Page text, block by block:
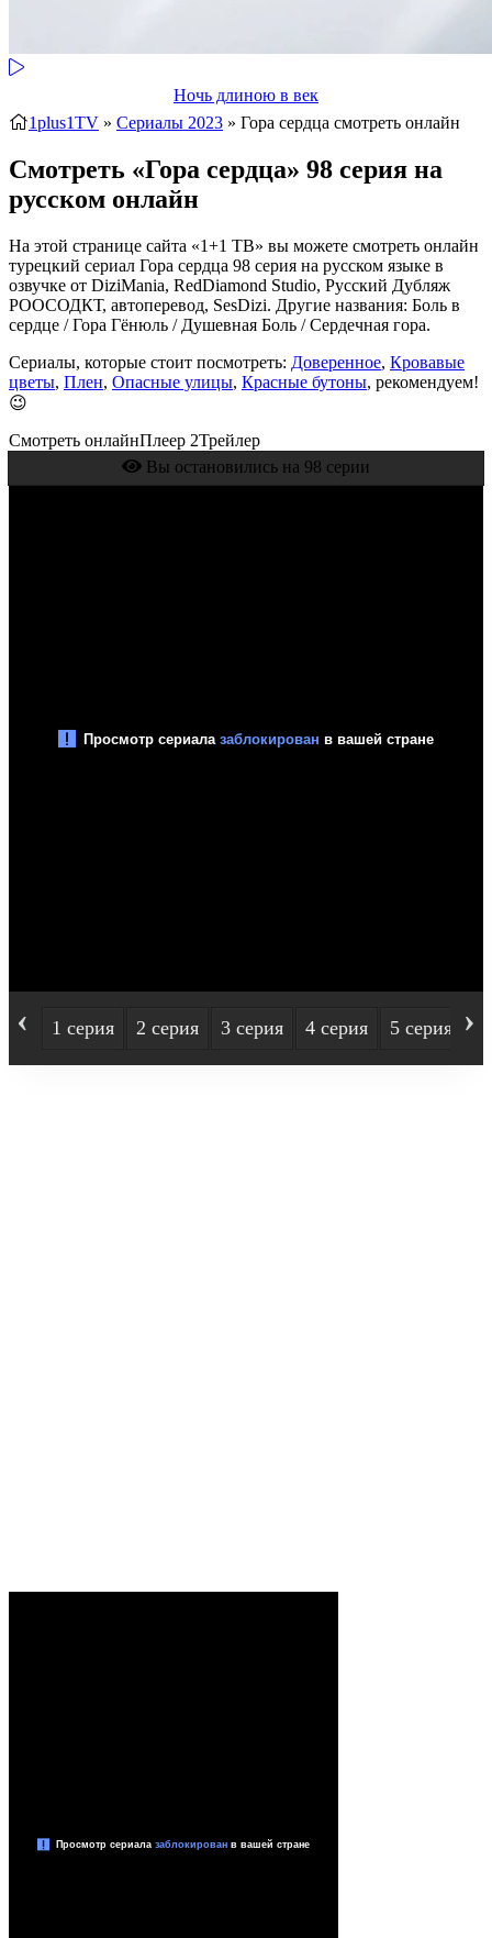
Ночь длиною в век
1plus1TV » Сериалы 2023 » Гора сердца смотреть онлайн
Смотреть «Гора сердца» 98 серия на
русском онлайн
На этой странице сайта «1+1 ТВ» вы можете смотреть онлайн
турецкий сериал Гора сердца 98 серия на русском языке в
озвучке от DiziMania, RedDiamond Studio, Русский Дубляж
РООСОДКТ, автоперевод, SesDizi. Другие названия: Боль в
сердце / Гора Гёнюль / Душевная Боль / Сердечная гора.
Сериалы, которые стоит посмотреть: Доверенное, Кровавые
цветы, Плен, Опасные улицы, Красные бутоны, рекомендуем!
😉
Смотреть онлайнПлеер 2Трейлер
Вы остановились на 98 серии
‹ 1 серия 2 серия 3 серия 4 серия 5 серия ›